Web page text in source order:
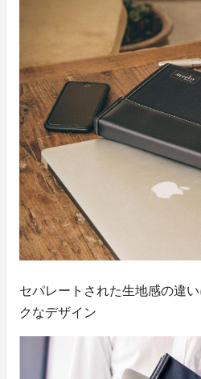
セパレートされた生地感の違
クなデザイン